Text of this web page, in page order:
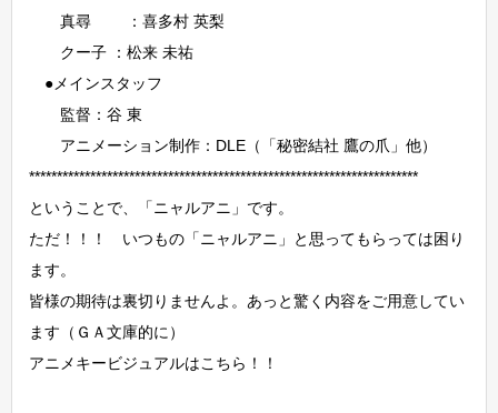
真尋 ：喜多村 英梨
クー子 ：松来 未祐
●メインスタッフ
監督：谷 東
アニメーション制作：DLE（「秘密結社 鷹の爪」他）
**********************************************************************
ということで、「ニャルアニ」です。
ただ！！！ いつもの「ニャルアニ」と思ってもらっては困り
ます。
皆様の期待は裏切りませんよ。あっと驚く内容をご用意してい
ます（ＧＡ文庫的に）
アニメキービジュアルはこちら！！